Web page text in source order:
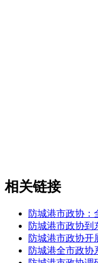
相关链接
防城港市政协：
防城港市政协到
防城港市政协开
防城港全市政协